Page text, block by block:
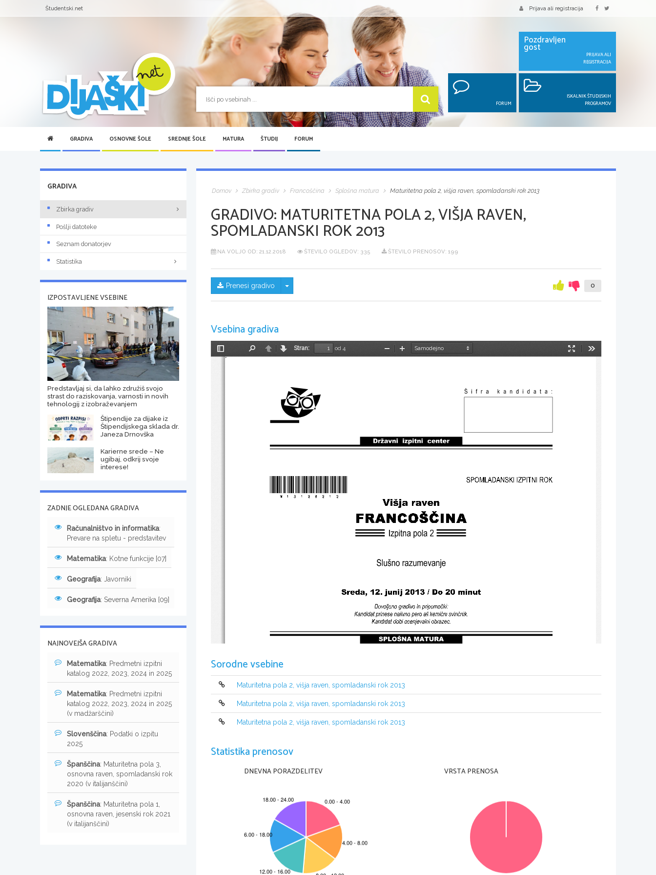
Študentski.net Prijava ali registracija
Pozdravljen
gost
PRIJAVA ALI
REGISTRACIJA
FORUM
ISKALNIK ŠTUDIJSKIH
PROGRAMOV
GRADIVA OSNOVNE ŠOLE SREDNJE ŠOLE MATURA ŠTUDIJ FORUM
Domov Zbirka gradiv Francoščina Splošna matura Maturitetna pola 2, višja raven, spomladanski rok 2013
GRADIVO: MATURITETNA POLA 2, VIŠJA RAVEN,
SPOMLADANSKI ROK 2013
NA VOLJO OD: 21.12.2018 ŠTEVILO OGLEDOV: 335 ŠTEVILO PRENOSOV: 199
Prenesi gradivo Skrij/prikaži meni 0
Vsebina gradiva
Preklopi
NazajNaprej
Stran:
od 4
Način
PomanjšajPovečaj
Sorodne vsebine
Maturitetna pola 2, višja raven, spomladanski rok 2013
Maturitetna pola 2, višja raven, spomladanski rok 2013
Maturitetna pola 2, višja raven, spomladanski rok 2013
Statistika prenosov
DNEVNA PORAZDELITEV VRSTA PRENOSA
GRADIVA
Zbirka gradiv
Pošlji datoteke
Seznam donatorjev
Statistika
IZPOSTAVLJENE VSEBINE
Predstavljaj si, da lahko združiš svojo
strast do raziskovanja, varnosti in novih
tehnologij z izobraževanjem
Štipendije za dijake iz
Štipendijskega sklada dr.
Janeza Drnovška
Karierne srede – Ne
ugibaj, odkrij svoje
interese!
ZADNJE OGLEDANA GRADIVA
Računalništvo in informatika:
Prevare na spletu - predstavitev
Matematika: Kotne funkcije [07]
Geografija: Javorniki
Geografija: Severna Amerika [09]
NAJNOVEJŠA GRADIVA
Matematika: Predmetni izpitni
katalog 2022, 2023, 2024 in 2025
Matematika: Predmetni izpitni
katalog 2022, 2023, 2024 in 2025
(v madžarščini)
Slovenščina: Podatki o izpitu
2025
Španščina: Maturitetna pola 3,
osnovna raven, spomladanski rok
2020 (v italijanščini)
Španščina: Maturitetna pola 1,
osnovna raven, jesenski rok 2021
(v italijanščini)